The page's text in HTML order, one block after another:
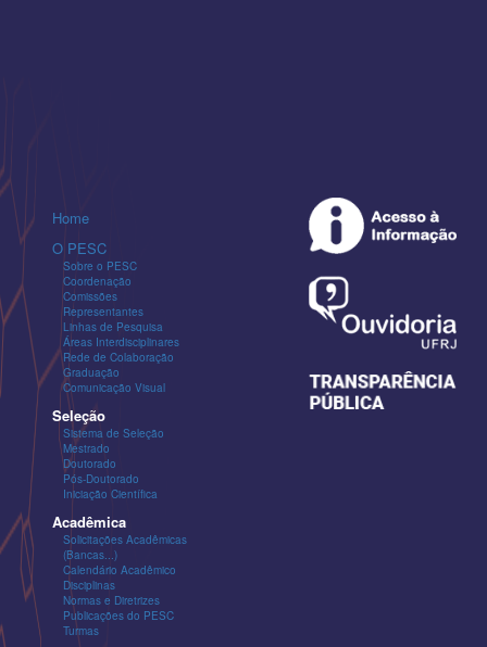
Home
O PESC
Sobre o PESC
Coordenação
Comissões
Representantes
Linhas de Pesquisa
Áreas Interdisciplinares
Rede de Colaboração
Graduação
Comunicação Visual
Seleção
Sistema de Seleção
Mestrado
Doutorado
Pós-Doutorado
Iniciação Científica
Acadêmica
Solicitações Acadêmicas
(Bancas...)
Calendário Acadêmico
Disciplinas
Normas e Diretrizes
Publicações do PESC
Turmas